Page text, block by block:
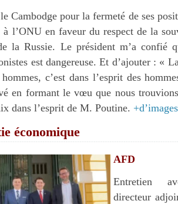
Cambodge pour la fermeté de ses
à l’ONU en faveur du respect de la
la Russie. Le président m’a confié
est dangereuse. Et d’ajouter : «
c’est dans l’esprit des
en formant le vœu que nous
dans l’esprit de M. Poutine. +d’images
économique
AFD
Entretien
directeur